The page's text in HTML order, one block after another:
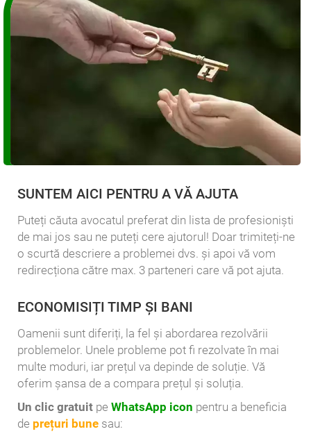
SUNTEM AICI PENTRU A VĂ AJUTA
Puteți căuta avocatul preferat din lista de profesioniști
de mai jos sau ne puteți cere ajutorul! Doar trimiteți-ne
o scurtă descriere a problemei dvs. și apoi vă vom
redirecționa către max. 3 parteneri care vă pot ajuta.
ECONOMISIȚI TIMP ȘI BANI
Oamenii sunt diferiți, la fel și abordarea rezolvării
problemelor. Unele probleme pot fi rezolvate în mai
multe moduri, iar prețul va depinde de soluție. Vă
oferim șansa de a compara prețul și soluția.
Un clic gratuit pe WhatsApp icon pentru a beneficia
de prețuri bune sau: